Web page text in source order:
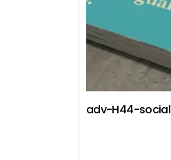
adv-H44-social